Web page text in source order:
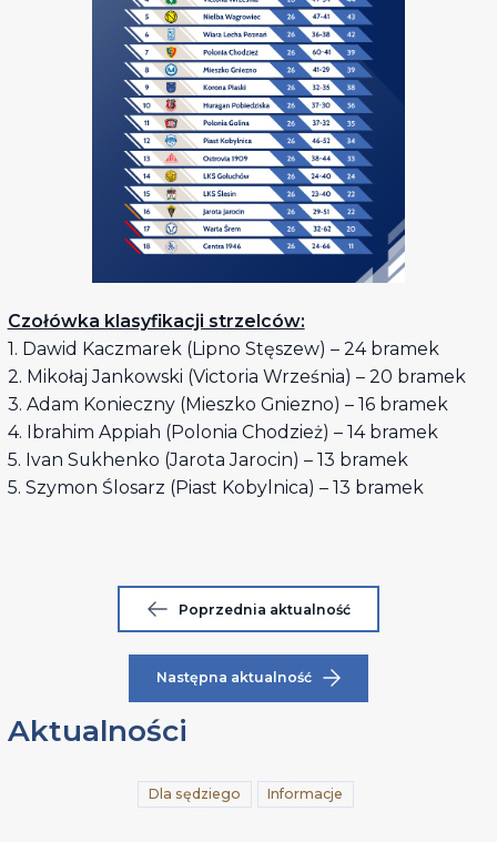
Czołówka klasyfikacji strzelców:
1. Dawid Kaczmarek (Lipno Stęszew) – 24 bramek
2. Mikołaj Jankowski (Victoria Września) – 20 bramek
3. Adam Konieczny (Mieszko Gniezno) – 16 bramek
4. Ibrahim Appiah (Polonia Chodzież) – 14 bramek
5. Ivan Sukhenko (Jarota Jarocin) – 13 bramek
5. Szymon Ślosarz (Piast Kobylnica) – 13 bramek
Poprzednia aktualność
Następna aktualność
Aktualności
Dla sędziego Informacje